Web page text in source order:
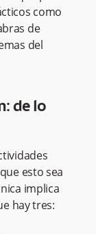
como
de
del
de lo
esto sea
implica
hay tres: